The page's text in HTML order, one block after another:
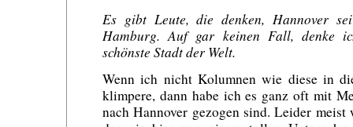
Es gibt Leute, die denken, Hannover
Hamburg. Auf gar keinen Fall, denke
schönste Stadt der Welt.
Wenn ich nicht Kolumnen wie diese in
klimpere, dann habe ich es ganz oft mit
nach Hannover gezogen sind. Leider